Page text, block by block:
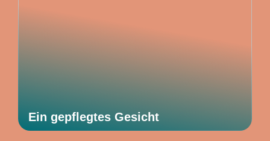
Ein gepflegtes Gesicht